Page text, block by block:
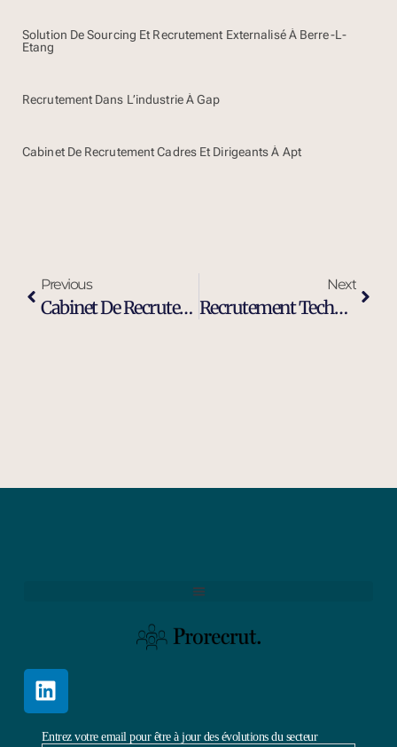
Solution De Sourcing Et Recrutement Externalisé À Berre-L-
Etang
Recrutement Dans L’industrie À Gap
Cabinet De Recrutement Cadres Et Dirigeants À Apt
Previous
Cabinet De Recrutement Industrie Et Ingénierie À Apt
Next
Recrutement Technicien De Maintenance Industrielle À Apt
Entrez votre email pour être à jour des évolutions du secteur